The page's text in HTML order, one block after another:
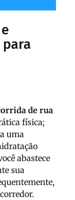
para
de rua
física;
uma
abastece
sua